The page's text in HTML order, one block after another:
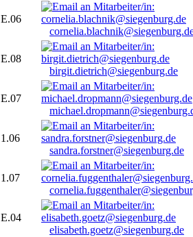
E.06
E.08
birgit.dietrich@siegenburg.de
E.07
1.06
sandra.forstner@siegenburg.de
1.07
E.04
elisabeth.goetz@siegenburg.de